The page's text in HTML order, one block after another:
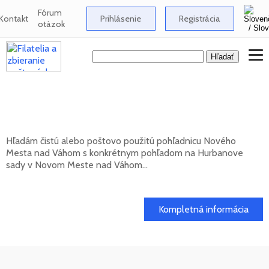
Fórum
otázok Prihlásenie Registrácia
Hľadám čistú alebo poštovo použitú pohľadnicu Nového
Mesta nad Váhom s konkrétnym pohľadom na Hurbanove
sady v Novom Meste nad Váhom...
Kompletná informácia